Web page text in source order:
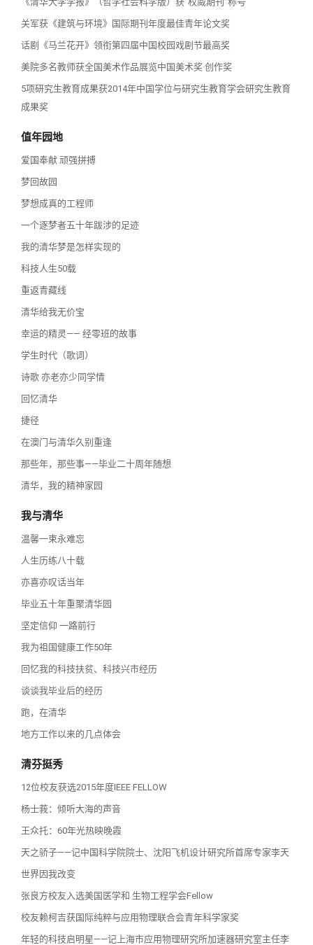
关军获《建筑与环境》国际期刊年度最佳青年论文奖
话剧《马兰花开》领衔第四届中国校园戏剧节最高奖
美院多名教师获全国美术作品展览中国美术奖·创作奖
5项研究生教育成果获2014年中国学位与研究生教育学会研究生教育
成果奖
值年园地
爱国奉献 顽强拼搏
梦回故园
梦想成真的工程师
一个逐梦者五十年跋涉的足迹
我的清华梦是怎样实现的
科技人生50载
重返青藏线
清华给我无价宝
幸运的精灵—— 经零班的故事
学生时代（歌词）
诗歌 亦老亦少同学情
回忆清华
捷径
在澳门与清华久别重逢
那些年，那些事——毕业二十周年随想
清华，我的精神家园
我与清华
温馨一束永难忘
人生历练八十载
亦喜亦叹话当年
毕业五十年重聚清华园
坚定信仰 一路前行
我为祖国健康工作50年
回忆我的科技扶贫、科技兴市经历
谈谈我毕业后的经历
跑，在清华
地方工作以来的几点体会
清芬挺秀
12位校友获选2015年度IEEE FELLOW
杨士莪：倾听大海的声音
王众托：60年光热映晚霞
天之骄子——记中国科学院院士、沈阳飞机设计研究所首席专家李天
世界因我改变
张良方校友入选美国医学和 生物工程学会Fellow
校友赖柯吉获国际纯粹与应用物理联合会青年科学家奖
年轻的科技启明星——记上海市应用物理研究所加速器研究室主任李